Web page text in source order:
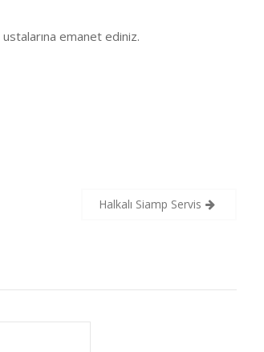
ustalarına emanet ediniz.
Halkalı Siamp Servis